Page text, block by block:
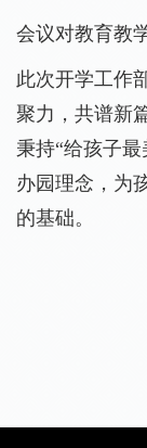
会议对教育教
此次开学工作
聚力，共谱新
秉持“给孩子
办园理念，为
的基础。